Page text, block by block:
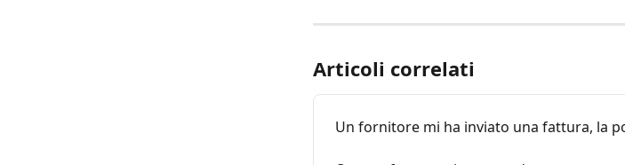
Articoli correlati
Un fornitore mi ha inviato una fattura, la